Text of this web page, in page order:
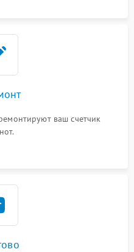
ваш счетчик